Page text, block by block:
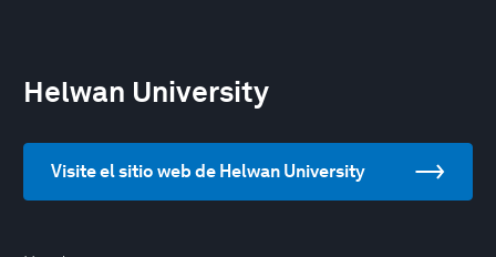
Helwan University
Visite el sitio web de Helwan University